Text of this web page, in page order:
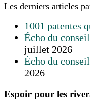
Les derniers articles
1001 patentes
Écho du
juillet 2026
Écho du
2026
Espoir pour les